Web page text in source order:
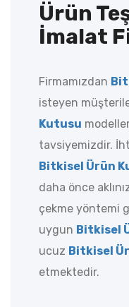
Ürün
İmalat
Firmamızdan
isteyen
Kutusu
tavsiyemizdir.
Bitkisel Ürün
daha önce
çekme yöntemi
uygun Bitkisel
ucuz Bitkisel
etmektedir.